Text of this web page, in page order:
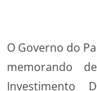
O Governo do
memorando
Investimento